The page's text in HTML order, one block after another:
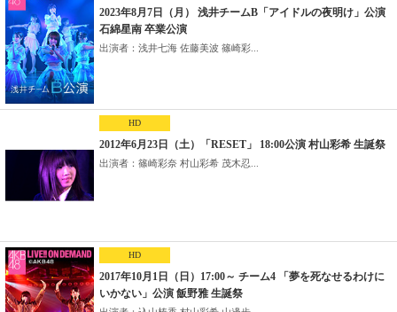
2023年8月7日（月） 浅井チームB「アイドルの夜明け」公演
石綿星南 卒業公演
出演者：浅井七海 佐藤美波 篠崎彩...
HD
2012年6月23日（土）「RESET」 18:00公演 村山彩希 生誕祭
出演者：篠崎彩奈 村山彩希 茂木忍...
HD
2017年10月1日（日）17:00～ チーム4 「夢を死なせるわけに
いかない」公演 飯野雅 生誕祭